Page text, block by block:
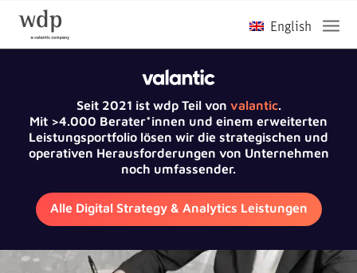
Seit 2021 ist wdp Teil von valantic.
Mit >4.000 Berater*innen und einem erweiterten
Leistungsportfolio lösen wir die strategischen und
operativen Herausforderungen von Unternehmen
noch umfassender.
Alle Digital Strategy & Analytics Leistungen